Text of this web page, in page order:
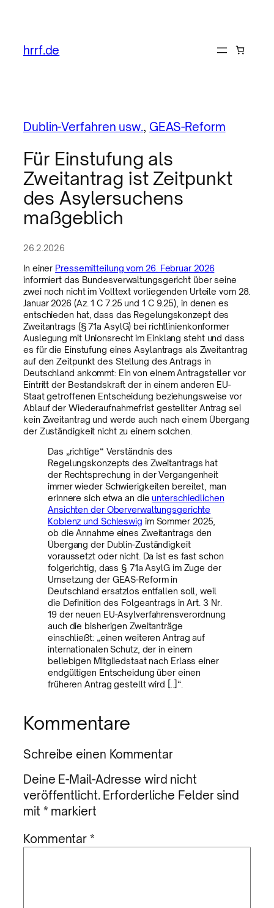
hrrf.de
Dublin-Verfahren usw. GEAS-Reform
Für Einstufung als
Zweitantrag ist Zeitpunkt
des Asylersuchens
maßgeblich
26.2.2026
In einer Pressemitteilung vom 26. Februar 2026
informiert das Bundesverwaltungsgericht über seine
zwei noch nicht im Volltext vorliegenden Urteile vom 28.
Januar 2026 (Az. 1 C 7.25 und 1 C 9.25), in denen es
entschieden hat, dass das Regelungskonzept des
Zweitantrags (§ 71a AsylG) bei richtlinienkonformer
Auslegung mit Unionsrecht im Einklang steht und dass
es für die Einstufung eines Asylantrags als Zweitantrag
auf den Zeitpunkt des Stellung des Antrags in
Deutschland ankommt: Ein von einem Antragsteller vor
Eintritt der Bestandskraft der in einem anderen EU-
Staat getroffenen Entscheidung beziehungsweise vor
Ablauf der Wiederaufnahmefrist gestellter Antrag sei
kein Zweitantrag und werde auch nach einem Übergang
der Zuständigkeit nicht zu einem solchen.
Das „richtige“ Verständnis des
Regelungskonzepts des Zweitantrags hat
der Rechtsprechung in der Vergangenheit
immer wieder Schwierigkeiten bereitet, man
erinnere sich etwa an die unterschiedlichen
Ansichten der Oberverwaltungsgerichte
Koblenz und Schleswig im Sommer 2025,
ob die Annahme eines Zweitantrags den
Übergang der Dublin-Zuständigkeit
voraussetzt oder nicht. Da ist es fast schon
folgerichtig, dass § 71a AsylG im Zuge der
Umsetzung der GEAS-Reform in
Deutschland ersatzlos entfallen soll, weil
die Definition des Folgeantrags in Art. 3 Nr.
19 der neuen EU-Asylverfahrensverordnung
auch die bisherigen Zweitanträge
einschließt: „einen weiteren Antrag auf
internationalen Schutz, der in einem
beliebigen Mitgliedstaat nach Erlass einer
endgültigen Entscheidung über einen
früheren Antrag gestellt wird [..]“.
Kommentare
Schreibe einen Kommentar
Deine E-Mail-Adresse wird nicht
veröffentlicht. Erforderliche Felder sind
mit * markiert
Kommentar*